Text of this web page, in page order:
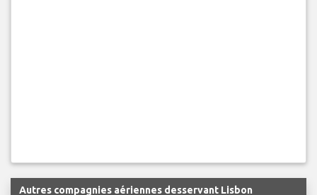
Autres compagnies aériennes desservant Lisbon